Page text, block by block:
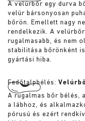
A velúrbőr egy durva
velúr bársonyosan
bőrön. Emellett nagy
rendelkezik. A
rugalmasabb, és nem
stabilitása bőrönként
gyártási hiba.
Fedőtalpbélés:
A rugalmas bőr bélés,
a lábhoz, és
pórusú és ezért